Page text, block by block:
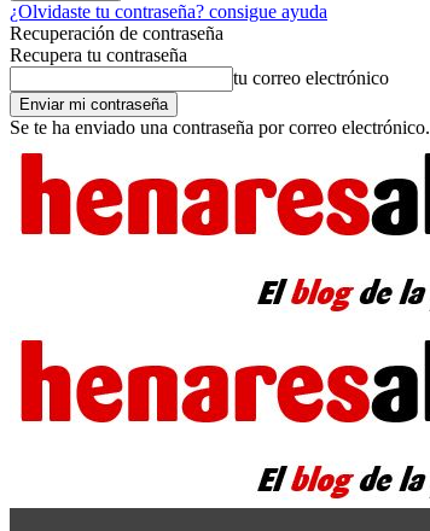
¿Olvidaste tu contraseña? consigue ayuda
Recuperación de contraseña
Recupera tu contraseña
tu correo electrónico
Se te ha enviado una contraseña por correo electrónico.